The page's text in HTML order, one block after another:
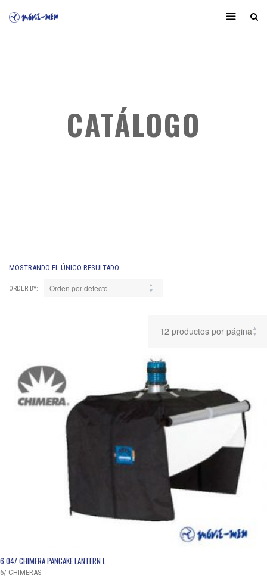
CATÁLOGO
MOSTRANDO EL ÚNICO RESULTADO
ORDER BY:
6.04/ CHIMERA PANCAKE LANTERN L
6/ CHIMERAS